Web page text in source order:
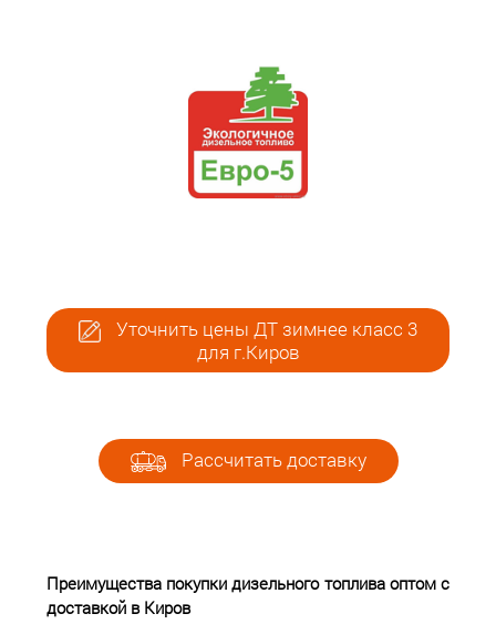
Уточнить цены ДТ зимнее класс 3
для г.Киров
Рассчитать доставку
Преимущества покупки дизельного топлива оптом с
доставкой в Киров